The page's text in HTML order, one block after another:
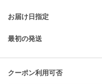
お届け日指定
最初の発送
クーポン利用可否